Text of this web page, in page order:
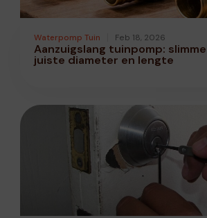
Waterpomp Tuin Feb 18, 2026
Aanzuigslang tuinpomp:
juiste diameter en lengte